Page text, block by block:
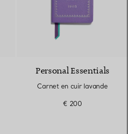
Personal Essentials
Carnet en cuir lavande
€ 200